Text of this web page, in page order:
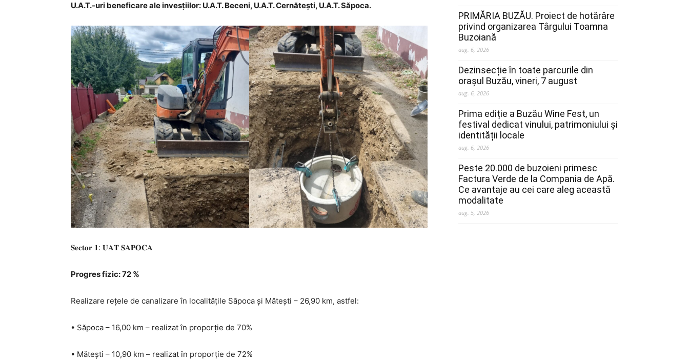
U.A.T.-uri beneficare ale invesțiilor: U.A.T. Beceni, U.A.T. Cernătești, U.A.T. Săpoca.
𝐒𝐞𝐜𝐭𝐨𝐫 𝟏: 𝐔𝐀𝐓 𝐒𝐀𝐏𝐎𝐂𝐀
Progres fizic: 72 %
Realizare rețele de canalizare în localitățile Săpoca și Mătești – 26,90 km, astfel:
• Săpoca – 16,00 km – realizat în proporție de 70%
• Mătești – 10,90 km – realizat în proporție de 72%
PRIMĂRIA BUZĂU. Proiect de hotărâre
privind organizarea Târgului Toamna
Buzoiană
aug. 6, 2026
Dezinsecție în toate parcurile din
orașul Buzău, vineri, 7 august
aug. 6, 2026
Prima ediție a Buzău Wine Fest, un
festival dedicat vinului, patrimoniului și
identității locale
aug. 6, 2026
Peste 20.000 de buzoieni primesc
Factura Verde de la Compania de Apă.
Ce avantaje au cei care aleg această
modalitate
aug. 5, 2026